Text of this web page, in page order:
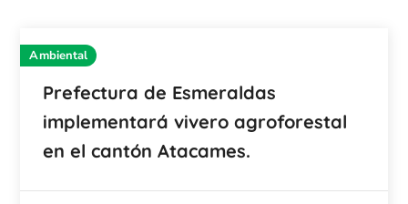
Ambiental
Prefectura de Esmeraldas
implementará vivero agroforestal
en el cantón Atacames.